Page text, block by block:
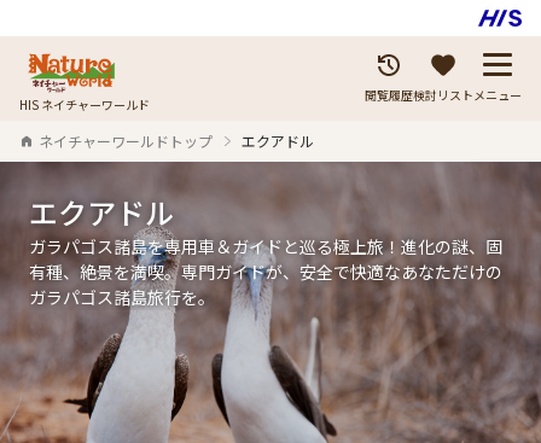
HIS ネイチャーワールド 閲覧履歴検討リストメニュー
ネイチャーワールドトップ エクアドル
エクアドル
ガラパゴス諸島を専用車＆ガイドと巡る極上旅！進化の謎、固
有種、絶景を満喫。専門ガイドが、安全で快適なあなただけの
ガラパゴス諸島旅行を。